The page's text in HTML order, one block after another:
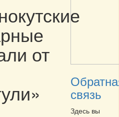
от
связь
Здесь вы